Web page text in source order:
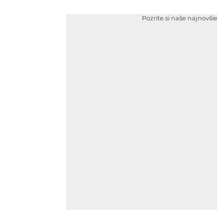
Pozrite si naše